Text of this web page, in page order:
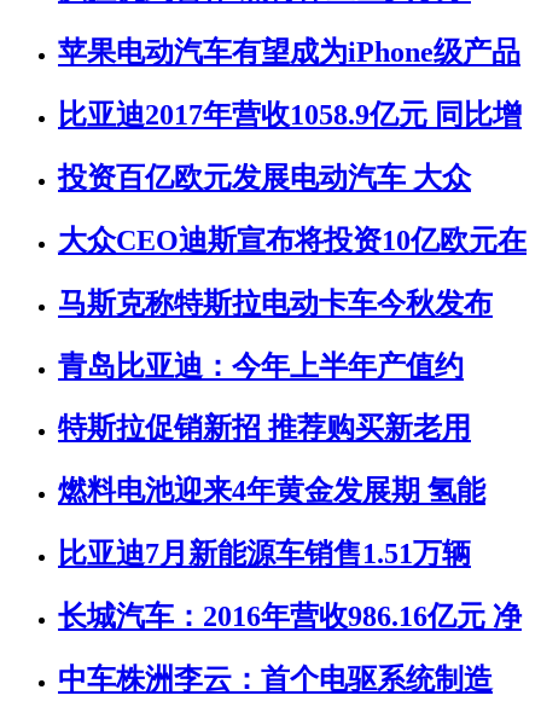
苹果电动汽车有望成为iPhone级产品
比亚迪2017年营收1058.9亿元 同比增
投资百亿欧元发展电动汽车 大众
大众CEO迪斯宣布将投资10亿欧元在
马斯克称特斯拉电动卡车今秋发布
青岛比亚迪：今年上半年产值约
特斯拉促销新招 推荐购买新老用
燃料电池迎来4年黄金发展期 氢能
比亚迪7月新能源车销售1.51万辆
长城汽车：2016年营收986.16亿元 净
中车株洲李云：首个电驱系统制造